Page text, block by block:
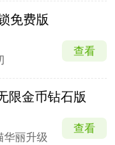
免费版
查看
限金币钻石版
华丽升级
查看